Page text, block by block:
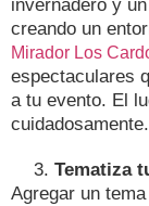
invernadero y
creando un
Mirador Los
espectaculares
a tu evento. El
cuidadosamente.
Tematiza
Agregar un